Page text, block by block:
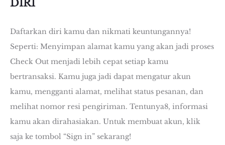
DIRI
Daftarkan diri kamu dan nikmati keuntungannya!
Seperti: Menyimpan alamat kamu yang akan jadi proses
Check Out menjadi lebih cepat setiap kamu
bertransaksi. Kamu juga jadi dapat mengatur akun
kamu, mengganti alamat, melihat status pesanan, dan
melihat nomor resi pengiriman. Tentunya8, informasi
kamu akan dirahasiakan. Untuk membuat akun, klik
saja ke tombol “Sign in” sekarang!